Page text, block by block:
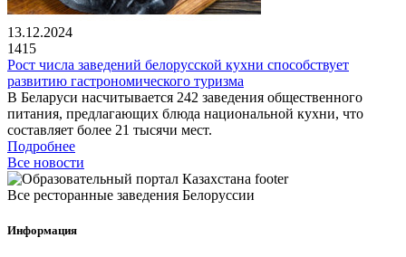
13.12.2024
1415
Рост числа заведений белорусской кухни способствует
развитию гастрономического туризма
В Беларуси насчитывается 242 заведения общественного
питания, предлагающих блюда национальной кухни, что
составляет более 21 тысячи мест.
Подробнее
Все новости
Все ресторанные заведения Белоруссии
Информация